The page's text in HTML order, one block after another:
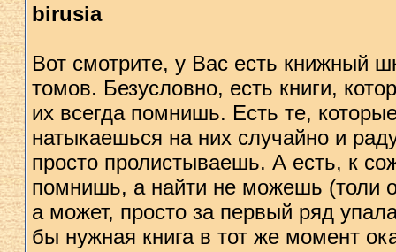
birusia
Вот смотрите, у Вас есть книжный
томов. Безусловно, есть книги,
их всегда помнишь. Есть те,
натыкаешься на них случайно и
просто пролистываешь. А есть, к
помнишь, а найти не можeшь (толи
а может, просто за первый ряд
бы нужная книга в тот же момент